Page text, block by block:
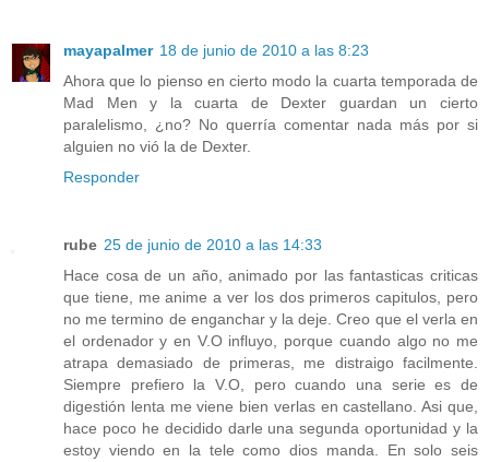
mayapalmer 18 de junio de 2010 a las 8:23
Ahora que lo pienso en cierto modo la cuarta temporada de
Mad Men y la cuarta de Dexter guardan un cierto
paralelismo, ¿no? No querría comentar nada más por si
alguien no vió la de Dexter.
Responder
rube 25 de junio de 2010 a las 14:33
Hace cosa de un año, animado por las fantasticas criticas
que tiene, me anime a ver los dos primeros capitulos, pero
no me termino de enganchar y la deje. Creo que el verla en
el ordenador y en V.O influyo, porque cuando algo no me
atrapa demasiado de primeras, me distraigo facilmente.
Siempre prefiero la V.O, pero cuando una serie es de
digestión lenta me viene bien verlas en castellano. Asi que,
hace poco he decidido darle una segunda oportunidad y la
estoy viendo en la tele como dios manda. En solo seis